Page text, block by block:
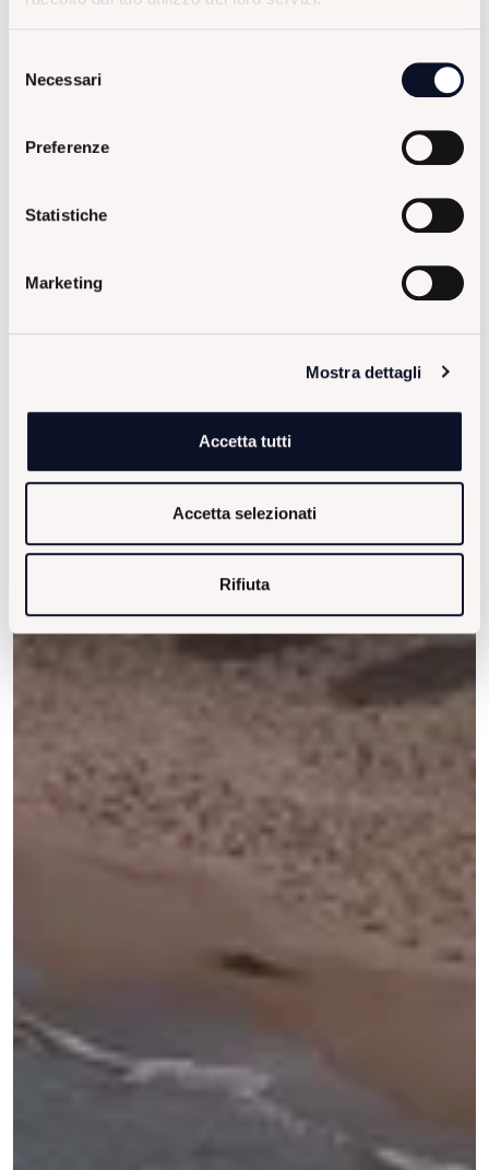
delNecessari
Preferenze
Statistiche
Marketing
Mostra dettagli
Accetta tutti
Accetta selezionati
Rifiuta